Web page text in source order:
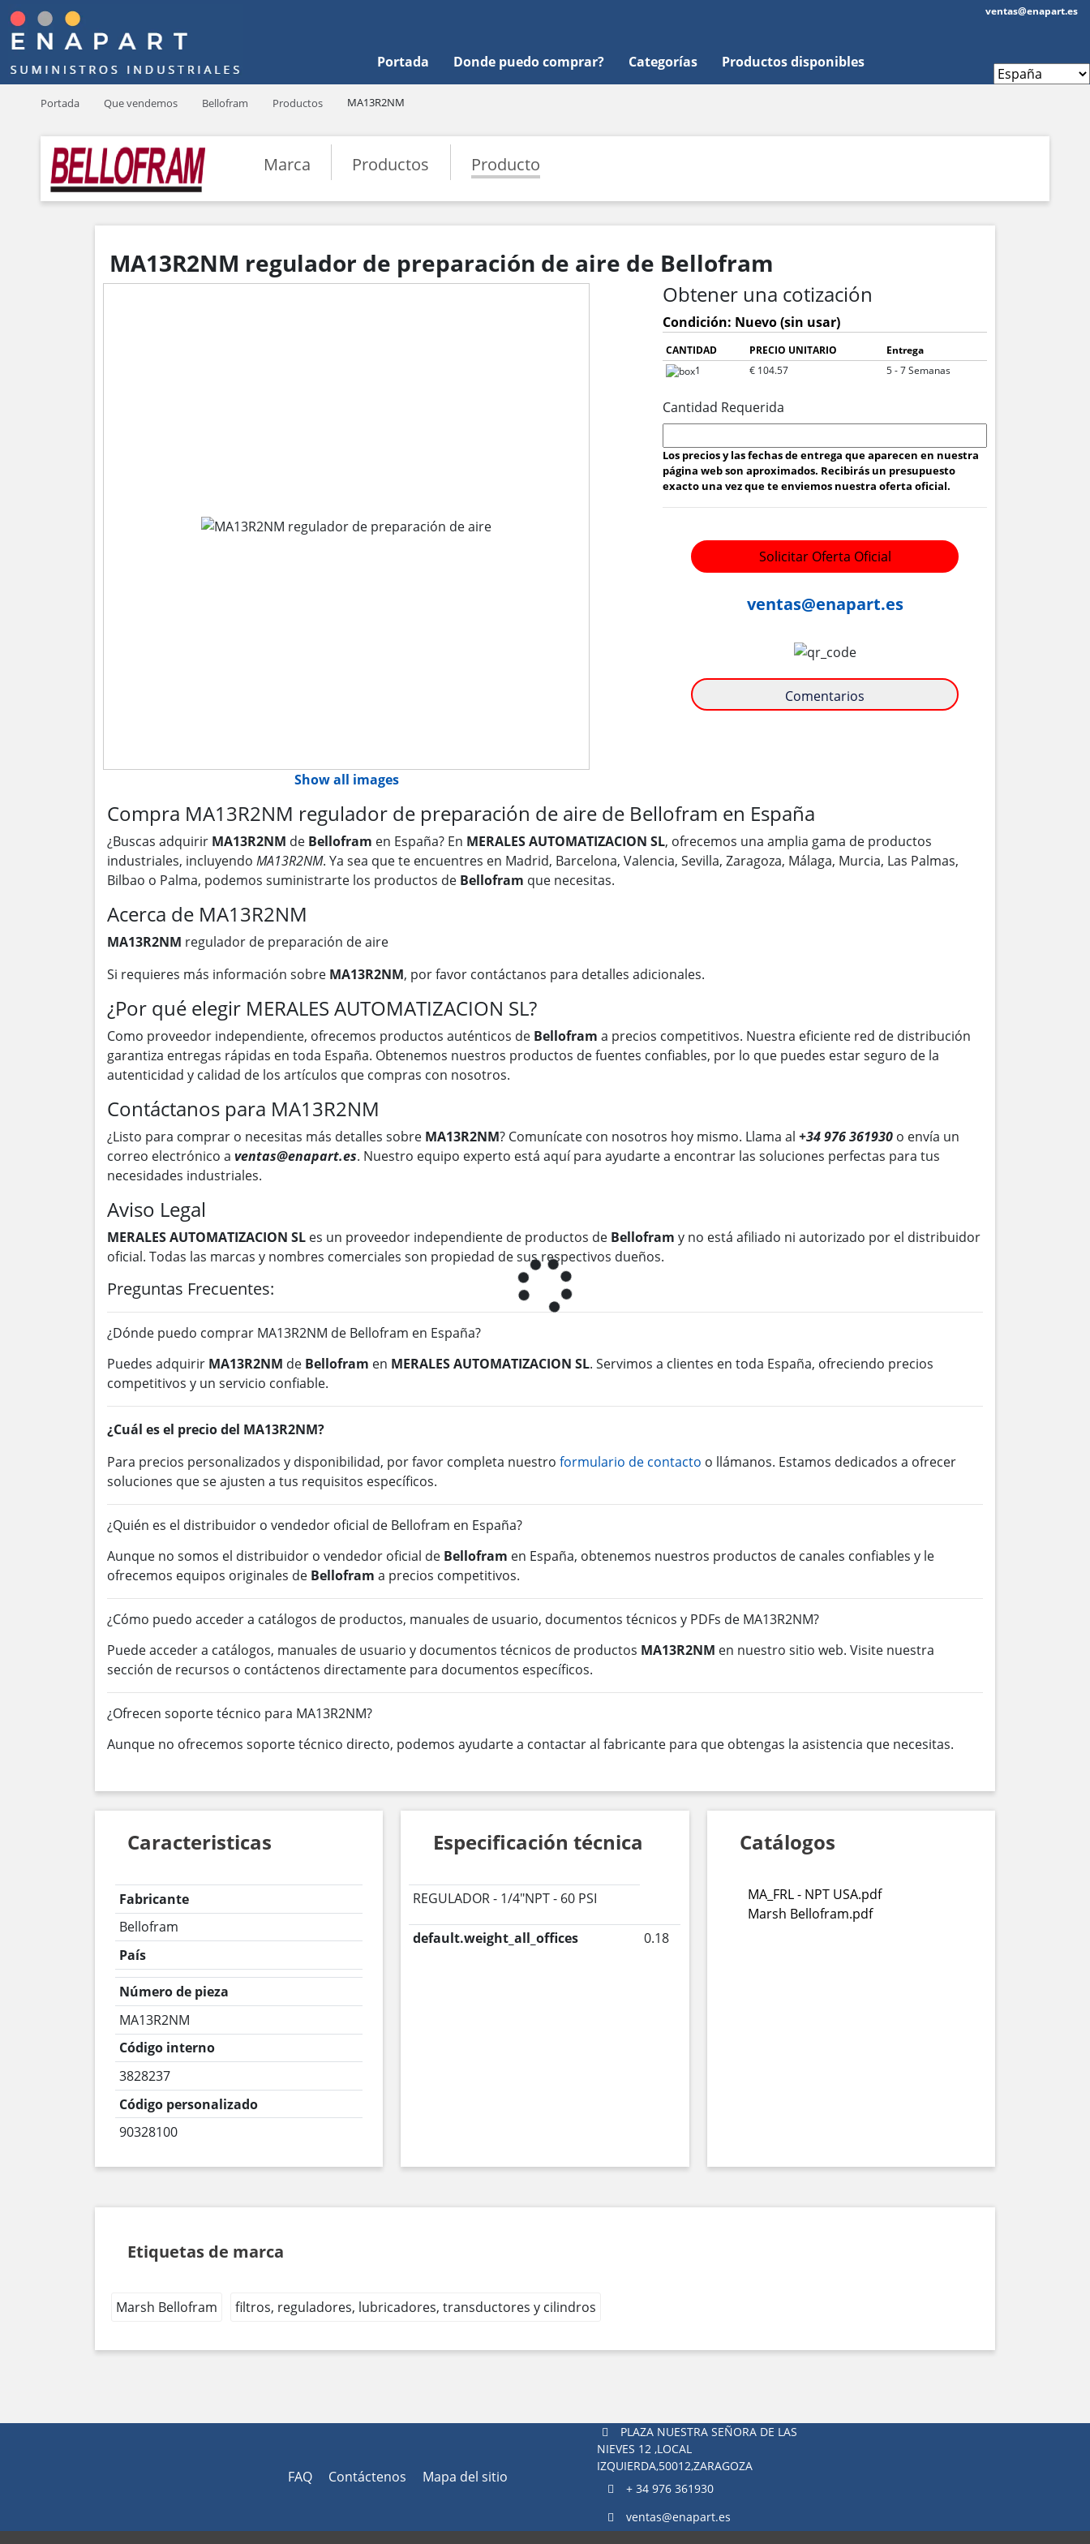
Portada Donde puedo comprar? Categorías Productos disponibles
ventas@enapart.es
Portada Que vendemos Bellofram Productos MA13R2NM
Marca Productos Producto
MA13R2NM regulador de preparación de aire de Bellofram
Show all images
Obtener una cotización
Condición: Nuevo (sin usar)
CANTIDAD PRECIO UNITARIO
Entrega
1
€ 104.57 5 - 7 Semanas
Cantidad Requerida
Los precios y las fechas de entrega que aparecen en nuestra
página web son aproximados. Recibirás un presupuesto
exacto una vez que te enviemos nuestra oferta oficial.
Solicitar Oferta Oficial
ventas@enapart.es
Comentarios
Compra MA13R2NM regulador de preparación de aire de Bellofram en España
¿Buscas adquirir MA13R2NM de Bellofram en España? En MERALES AUTOMATIZACION SL, ofrecemos una amplia gama de productos
industriales, incluyendo MA13R2NM. Ya sea que te encuentres en Madrid, Barcelona, Valencia, Sevilla, Zaragoza, Málaga, Murcia, Las Palmas,
Bilbao o Palma, podemos suministrarte los productos de Bellofram que necesitas.
Acerca de MA13R2NM
MA13R2NM regulador de preparación de aire
Si requieres más información sobre MA13R2NM, por favor contáctanos para detalles adicionales.
¿Por qué elegir MERALES AUTOMATIZACION SL?
Como proveedor independiente, ofrecemos productos auténticos de Bellofram a precios competitivos. Nuestra eficiente red de distribución
garantiza entregas rápidas en toda España. Obtenemos nuestros productos de fuentes confiables, por lo que puedes estar seguro de la
autenticidad y calidad de los artículos que compras con nosotros.
Contáctanos para MA13R2NM
¿Listo para comprar o necesitas más detalles sobre MA13R2NM? Comunícate con nosotros hoy mismo. Llama al +34 976 361930 o envía un
correo electrónico a ventas@enapart.es. Nuestro equipo experto está aquí para ayudarte a encontrar las soluciones perfectas para tus
necesidades industriales.
Aviso Legal
MERALES AUTOMATIZACION SL es un proveedor independiente de productos de Bellofram y no está afiliado ni autorizado por el distribuidor
oficial. Todas las marcas y nombres comerciales son propiedad de sus respectivos dueños.
Preguntas Frecuentes:
¿Dónde puedo comprar MA13R2NM de Bellofram en España?
Puedes adquirir MA13R2NM de Bellofram en MERALES AUTOMATIZACION SL. Servimos a clientes en toda España, ofreciendo precios
competitivos y un servicio confiable.
¿Cuál es el precio del MA13R2NM?
Para precios personalizados y disponibilidad, por favor completa nuestro formulario de contacto o llámanos. Estamos dedicados a ofrecer
soluciones que se ajusten a tus requisitos específicos.
¿Quién es el distribuidor o vendedor oficial de Bellofram en España?
Aunque no somos el distribuidor o vendedor oficial de Bellofram en España, obtenemos nuestros productos de canales confiables y le
ofrecemos equipos originales de Bellofram a precios competitivos.
¿Cómo puedo acceder a catálogos de productos, manuales de usuario, documentos técnicos y PDFs de MA13R2NM?
Puede acceder a catálogos, manuales de usuario y documentos técnicos de productos MA13R2NM en nuestro sitio web. Visite nuestra
sección de recursos o contáctenos directamente para documentos específicos.
¿Ofrecen soporte técnico para MA13R2NM?
Aunque no ofrecemos soporte técnico directo, podemos ayudarte a contactar al fabricante para que obtengas la asistencia que necesitas.
Caracteristicas
Fabricante
Bellofram
País
Número de pieza
MA13R2NM
Código interno
3828237
Código personalizado
90328100
Especificación técnica
REGULADOR - 1/4"NPT - 60 PSI
default.weight_all_offices 0.18
Catálogos
MA_FRL - NPT USA.pdf
Marsh Bellofram.pdf
Etiquetas de marca
Marsh Bellofram filtros, reguladores, lubricadores, transductores y cilindros
FAQ Contáctenos Mapa del sitio
PLAZA NUESTRA SEÑORA DE LAS
NIEVES 12 ,LOCAL
IZQUIERDA,50012,ZARAGOZA
+ 34 976 361930
ventas@enapart.es